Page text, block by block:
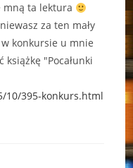
mną ta lektura
za ten mały
konkursie u mnie
"Pocałunki
10/395-konkurs.html